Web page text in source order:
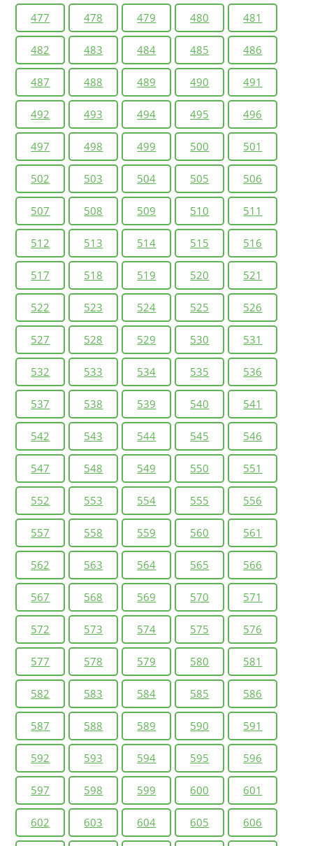
477 478 479 480 481
482 483 484 485 486
487 488 489 490 491
492 493 494 495 496
497 498 499 500 501
502 503 504 505 506
507 508 509 510 511
512 513 514 515 516
517 518 519 520 521
522 523 524 525 526
527 528 529 530 531
532 533 534 535 536
537 538 539 540 541
542 543 544 545 546
547 548 549 550 551
552 553 554 555 556
557 558 559 560 561
562 563 564 565 566
567 568 569 570 571
572 573 574 575 576
577 578 579 580 581
582 583 584 585 586
587 588 589 590 591
592 593 594 595 596
597 598 599 600 601
602 603 604 605 606